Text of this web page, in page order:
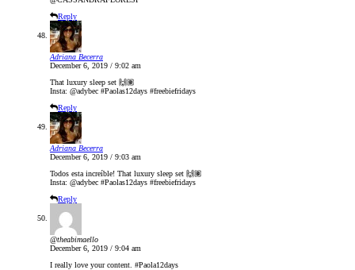
Reply
Adriana Becerra
December 6, 2019 / 9:02 am
That luxury sleep set 🙌🏽
Insta: @adybec #Paolas12days #freebiefridays
Reply
Adriana Becerra
December 6, 2019 / 9:03 am
Todos esta increíble! That luxury sleep set 🙌🏽
Insta: @adybec #Paolas12days #freebiefridays
Reply
@theabimaello
December 6, 2019 / 9:04 am
I really love your content. #Paola12days